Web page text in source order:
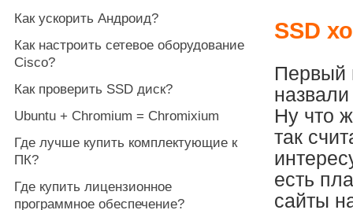
SSD
Первый
Ну что
так
есть
сайты
Как ускорить Андроид?
Как настроить сетевое оборудование
Cisco?
Как проверить SSD диск?
Ubuntu + Chromium = Chromixium
Где лучше купить комплектующие к
ПК?
Где купить лицензионное
программное обеспечение?